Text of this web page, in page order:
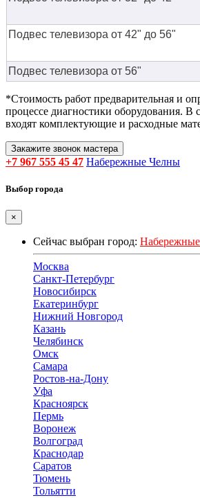
Подвес телевизора от 42" до 56"
Подвес телевизора от 56"
*Стоимость работ предварительная и
процессе диагностики оборудования. В
входят комплектующие и расходные
Закажите звонок мастера
+7 967 555 45 47 Набережные Челны
Выбор города
×
Сейчас выбран город:
Москва
Санкт-Петербург
Новосибирск
Екатеринбург
Нижний Новгород
Казань
Челябинск
Омск
Самара
Ростов-на-Дону
Уфа
Красноярск
Пермь
Воронеж
Волгоград
Краснодар
Саратов
Тюмень
Тольятти